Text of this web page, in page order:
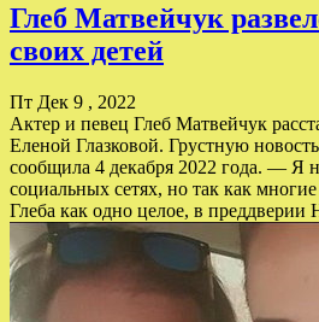
Глеб Матвейчук
своих детей
Пт Дек 9 , 2022
Актер и певец Глеб Матвейчук
Еленой Глазковой. Грустную
сообщила 4 декабря 2022 года. — Я
социальных сетях, но так как
Глеба как одно целое, в преддверии